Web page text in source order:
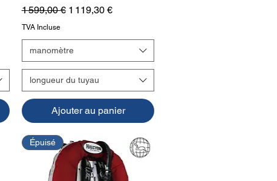
Prix original
1 599,00 € Prix promotionnel
1 119,30 €
TVA Incluse
manomètre
longueur du tuyau
Ajouter au panier
Épuisé